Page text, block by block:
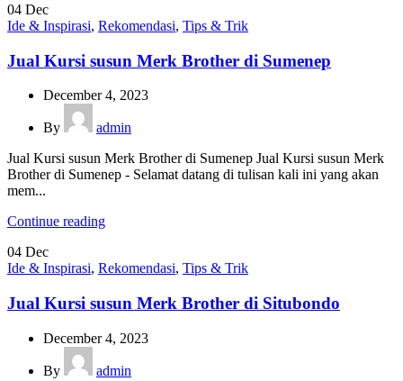
04 Dec
Ide & Inspirasi, Rekomendasi, Tips & Trik
Jual Kursi susun Merk Brother di Sumenep
December 4, 2023
By
admin
Jual Kursi susun Merk Brother di Sumenep Jual Kursi susun Merk
Brother di Sumenep - Selamat datang di tulisan kali ini yang akan
mem...
Continue reading
04 Dec
Ide & Inspirasi, Rekomendasi, Tips & Trik
Jual Kursi susun Merk Brother di Situbondo
December 4, 2023
By
admin